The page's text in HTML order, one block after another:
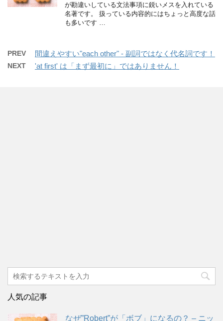
が勘違いしている文法事項に鋭いメスを入れている
名著です。 扱っている内容的にはちょっと高度な話
も多いです …
PREV 間違えやすい"each other" - 副詞ではなく代名詞です！
NEXT 'at first' は「まず最初に」ではありません！
人気の記事
なぜ”Robert”が「ボブ」になるの？ – ニッ